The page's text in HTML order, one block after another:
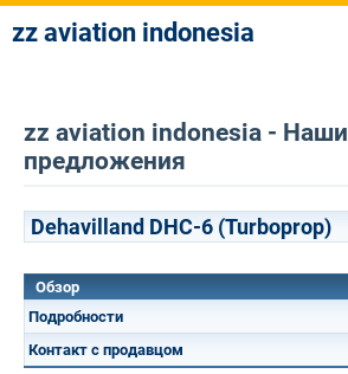
zz aviation indonesia
zz aviation indonesia - Наши
предложения
Dehavilland DHC-6 (Turboprop)
Обзор
Подробности
Контакт с продавцом